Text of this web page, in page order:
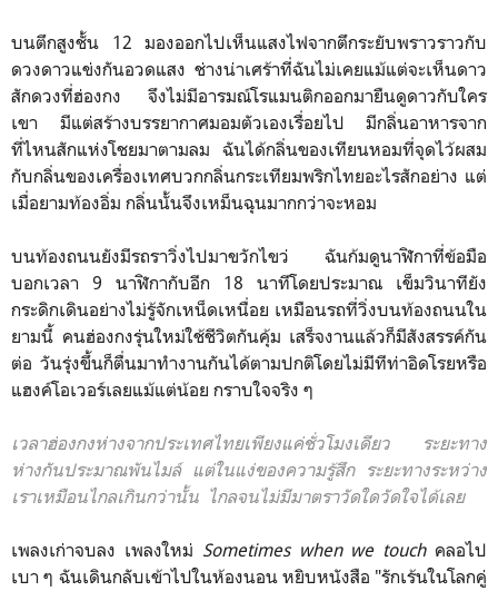
บนตึกสูงชั้น 12 มองออกไปเห็นแสงไฟจากตึกระยับพราวราวกับ
ดวงดาวแข่งกันอวดแสง ช่างน่าเศร้าที่ฉันไม่เคยแม้แต่จะเห็นดาว
สักดวงที่ฮ่องกง จึงไม่มีอารมณ์โรแมนติกออกมายืนดูดาวกับใคร
เขา มีแต่สร้างบรรยากาศมอมตัวเองเรื่อยไป มีกลิ่นอาหารจาก
ที่ไหนสักแห่งโชยมาตามลม ฉันได้กลิ่นของเทียนหอมที่จุดไว้ผสม
กับกลิ่นของเครื่องเทศบวกกลิ่นกระเทียมพริกไทยอะไรสักอย่าง แต่
เมื่อยามท้องอิ่ม กลิ่นนั้นจึงเหม็นฉุนมากกว่าจะหอม
บนท้องถนนยังมีรถราวิ่งไปมาขวักไขว่ ฉันก้มดูนาฬิกาที่ข้อมือ
บอกเวลา 9 นาฬิกากับอีก 18 นาทีโดยประมาณ เข็มวินาทียัง
กระดิกเดินอย่างไม่รู้จักเหน็ดเหนื่อย เหมือนรถที่วิ่งบนท้องถนนใน
ยามนี้ คนฮ่องกงรุ่นใหม่ใช้ชีวิตกันคุ้ม เสร็จงานแล้วก็มีสังสรรค์กัน
ต่อ วันรุ่งขึ้นก็ตื่นมาทำงานกันได้ตามปกติโดยไม่มีทีท่าอิดโรยหรือ
แฮงค์โอเวอร์เลยแม้แต่น้อย กราบใจจริง ๆ
เวลาฮ่องกงห่างจากประเทศไทยเพียงแค่ชั่วโมงเดียว ระยะทาง
ห่างกันประมาณพันไมล์ แต่ในแง่ของความรู้สึก ระยะทางระหว่าง
เราเหมือนไกลเกินกว่านั้น ไกลจนไม่มีมาตราวัดใดวัดใจได้เลย
เพลงเก่าจบลง เพลงใหม่ Sometimes when we touchคลอไป
เบา ๆ ฉันเดินกลับเข้าไปในห้องนอน หยิบหนังสือ "รักเร้นในโลกคู่